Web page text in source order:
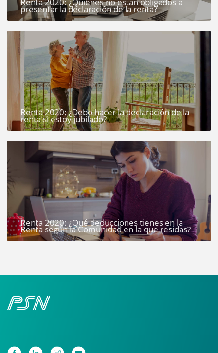
presentar la declaración de la renta?
Renta 2020: ¿Debo hacer la declaración de la
renta si estoy jubilado?
Renta 2020: ¿Qué deducciones tienes en la
Renta según la Comunidad en la que residas?